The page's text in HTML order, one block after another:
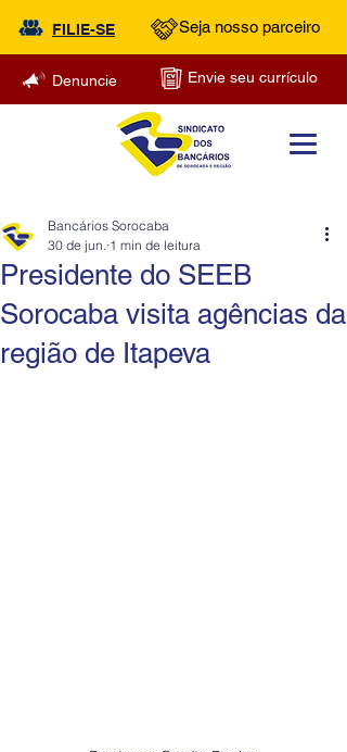
FILIE-SE Seja nosso parceiro
Denuncie Envie seu currículo
Presidente do SEEB
Sorocaba visita agências da
região de Itapeva
Bancários Sorocaba
30 de jun. 1 min de leitura